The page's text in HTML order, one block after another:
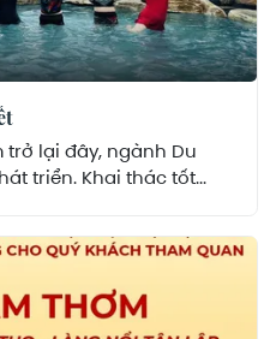
trở lại đây, ngành Du
triển. Khai thác tốt...